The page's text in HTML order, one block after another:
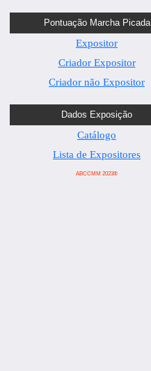
Pontuação Marcha Picada
Expositor
Criador Expositor
Criador não Expositor
Dados Exposição
Catálogo
Lista de Expositores
ABCCMM 2023®